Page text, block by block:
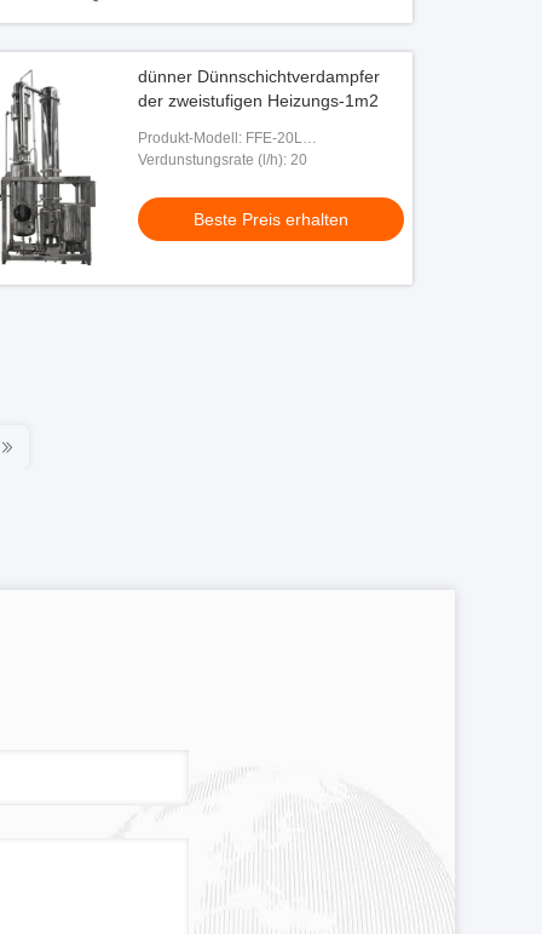
dünner Dünnschichtverdampfer
der zweistufigen Heizungs-1m2
Produkt-Modell: FFE-20L
Dünnschichtverdampfer
Verdunstungsrate (l/h): 20
Beste Preis erhalten